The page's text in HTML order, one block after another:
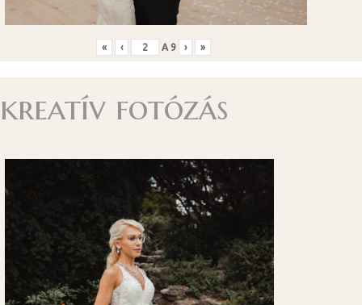
« ‹ A 9 › »
kreatív fotózás